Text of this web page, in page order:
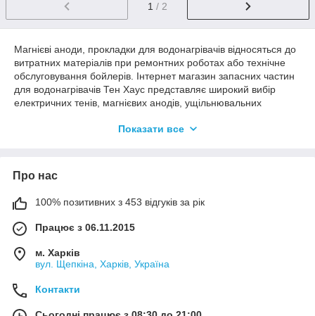
1 / 2
Магнієві аноди, прокладки для водонагрівачів відносяться до
витратних матеріалів при ремонтних роботах або технічне
обслуговування бойлерів. Інтернет магазин запасних частин
для водонагрівачів Тен Хаус представляє широкий вибір
електричних тенів, магнієвих анодів, ущільнювальних
водонагрівачів бойлерів всіх типів.
Запчастини до бойлера необхідні для підтримання якісної
водонагрівача. Різкі скачки напруги в мережі
системі водопостачання - це основні фактори, що впливають
прокладок.
Купити магнієві аноди
Прокладки и магниевые аноды купить оптом и в розницу с
Показати все
Про нас
100% позитивних з 453 відгуків за рік
Працює з 06.11.2015
м. Харків
вул. Щепкіна, Харків, Україна
Контакти